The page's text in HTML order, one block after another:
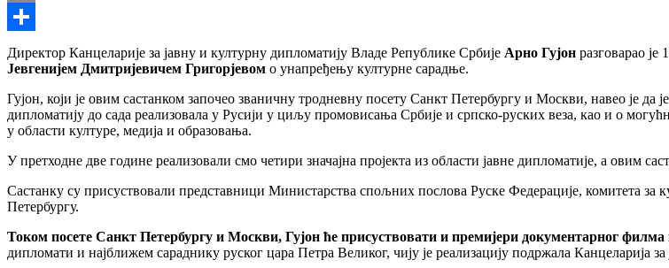
Copy
Link
Share
Директор Канцеларије за јавну и културну дипломатију Владе Републике Србије Арно Гујон разговарао
Јевгенијем Дмитријевичем Григорјевом о унапређењу културне сарадње.
Гујон, који је овим састанком започео званичну тродневну посету Санкт Петербургу и Москви, навео је да
дипломатију до сада реализовала у Русији у циљу промовисања Србије и српско-руских веза, као и о
у области културе, медија и образовања.
У претходне две године реализовали смо четири значајна пројекта из области јавне дипломатије, а овим
Састанку су присуствовали представници Министарства спољних послова Руске Федерације, комитета
Петербургу.
Током посете Санкт Петербургу и Москви, Гујон ће присуствовати и премијери документарног
дипломати и најближем сараднику руског цара Петра Великог, чију је реализацију подржала Канцеларија